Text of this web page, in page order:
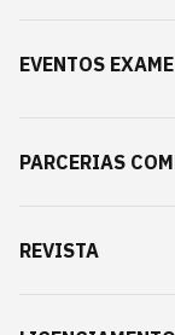
EVENTOS EXAME
PARCERIAS
REVISTA